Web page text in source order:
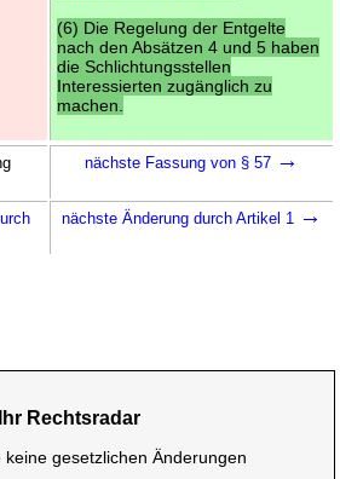
(6) Die Regelung der Entgelte
nach den Absätzen 4 und 5 haben
die Schlichtungsstellen
Interessierten zugänglich zu
machen.
nächste Fassung von § 57 →
nächste Änderung durch Artikel 1 →
Ihr Rechtsradar
keine gesetzlichen Änderungen